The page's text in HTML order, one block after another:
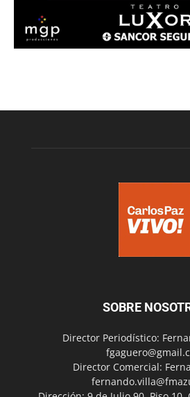
SOBRE
Director Periodístico:
Director Comercial: